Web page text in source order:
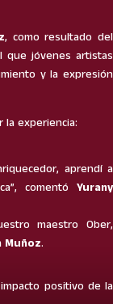
, como resultado del
que jóvenes artistas
y la expresión
la experiencia:
aprendí a
comentó Yurany
maestro Ober,
Muñoz.
positivo de la